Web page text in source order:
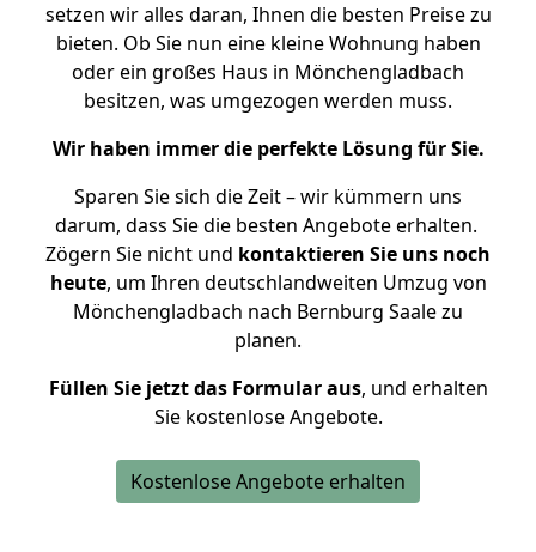
setzen wir alles daran, Ihnen die besten Preise zu
bieten. Ob Sie nun eine kleine Wohnung haben
oder ein großes Haus in Mönchengladbach
besitzen, was umgezogen werden muss.
Wir haben immer die perfekte Lösung für Sie.
Sparen Sie sich die Zeit – wir kümmern uns
darum, dass Sie die besten Angebote erhalten.
Zögern Sie nicht und kontaktieren Sie uns noch
heute, um Ihren deutschlandweiten Umzug von
Mönchengladbach nach Bernburg Saale zu
planen.
Füllen Sie jetzt das Formular aus, und erhalten
Sie kostenlose Angebote.
Kostenlose Angebote erhalten